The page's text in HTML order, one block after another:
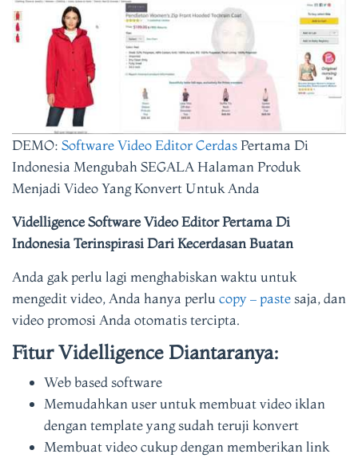
DEMO: Software Video Editor CerdasPertama Di
Indonesia Mengubah SEGALA Halaman Produk
Menjadi Video Yang Konvert Untuk Anda
Videlligence Software Video Editor Pertama Di
Indonesia Terinspirasi Dari Kecerdasan Buatan
Anda gak perlu lagi menghabiskan waktu untuk
mengedit video, Anda hanya perlu copy – pastesaja, dan
video promosi Anda otomatis tercipta.
Fitur Videlligence Diantaranya:
Web based software
Memudahkan user untuk membuat video iklan
dengan template yang sudah teruji konvert
Membuat video cukup dengan memberikan link